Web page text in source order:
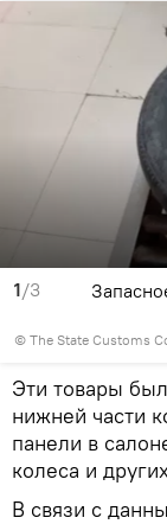
1/3
© The State Customs
Эти товары
нижней части
панели в
колеса и
В связи с